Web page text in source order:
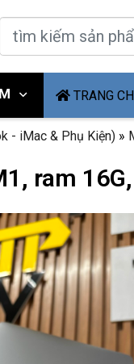
TRANG
- iMac & Phụ Kiện) »
ram